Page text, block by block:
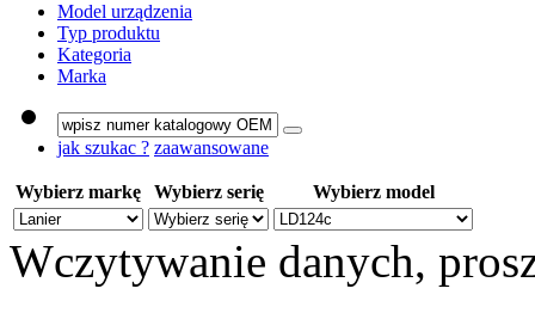
Model urządzenia
Typ produktu
Kategoria
Marka
jak szukac ? zaawansowane
Wybierz markę Wybierz serię Wybierz model
Wczytywanie danych,